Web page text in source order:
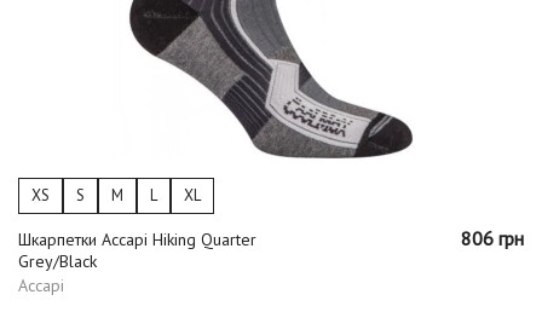
XS S M L XL
Шкарпетки Accapi Hiking Quarter
Grey/Black
Accapi
806 грн